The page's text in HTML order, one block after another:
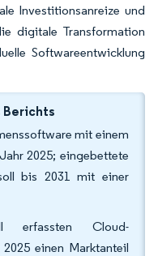
Investitionsanreize und
digitale Transformation
Softwareentwicklung
Berichts
mit einem
2025; eingebettete
bis 2031 mit einer
erfassten Cloud-
einen Marktanteil